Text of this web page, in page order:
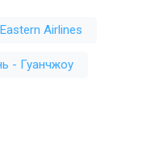
Airlines
- Гуанчжоу